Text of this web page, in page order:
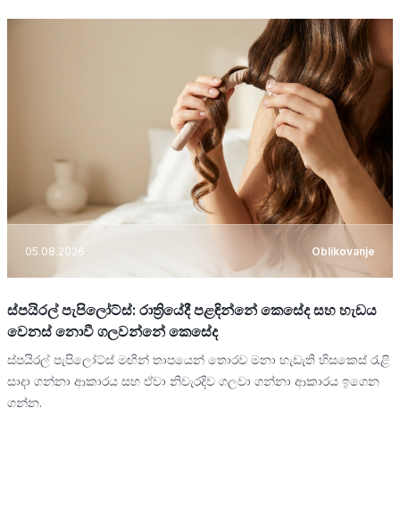
05.08.2026 Oblikovanje
ස්පයිරල් පැපිලෝට්ස්: රාත්‍රියේදී පළඳින්නේ කෙසේද සහ හැඩය
වෙනස් නොවී ගලවන්නේ කෙසේද
ස්පයිරල් පැපිලෝට්ස් මඟින් තාපයෙන් තොරව මනා හැඩැති හිසකෙස් රැළි
සාදා ගන්නා ආකාරය සහ ඒවා නිවැරදිව ගලවා ගන්නා ආකාරය ඉගෙන
ගන්න.